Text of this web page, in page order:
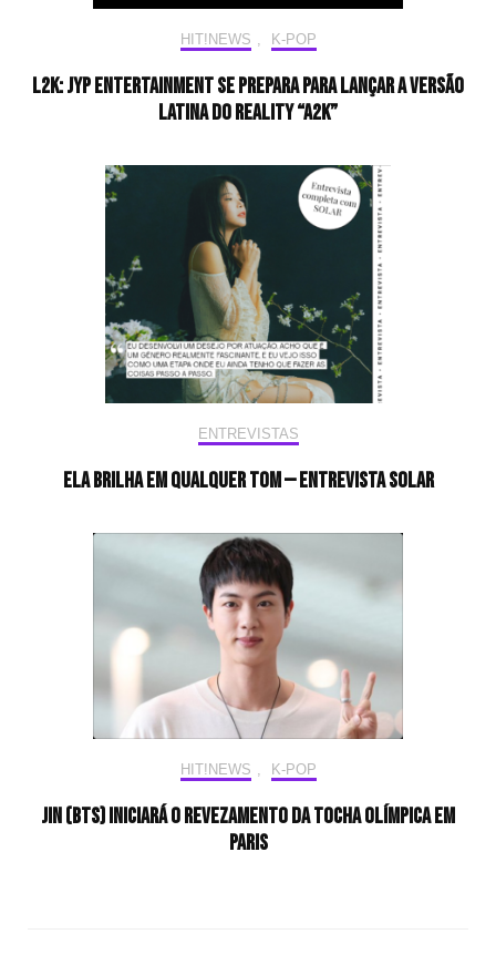
HIT!NEWS K-POP
L2K: JYP Entertainment se prepara para lançar a versão
latina do reality “A2K”
ENTREVISTAS
Ela brilha em qualquer tom — Entrevista Solar
HIT!NEWS , K-POP
Jin (BTS) iniciará o revezamento da tocha olímpica em
Paris